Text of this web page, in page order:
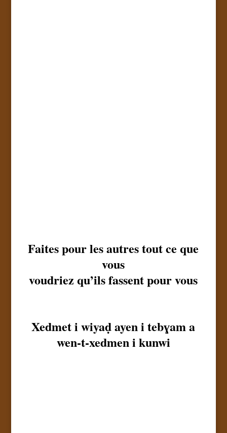
Faites pour les autres tout ce que
vous
voudriez qu’ils fassent pour vous
Xedmet i wiyaḍ ayen i tebɣam a
wen-t-xedmen i kunwi